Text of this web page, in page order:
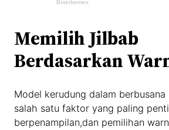
Memilih Jilbab
Berdasarkan
Model kerudung dalam berbusana
salah satu faktor yang paling
berpenampilan,dan pemilihan